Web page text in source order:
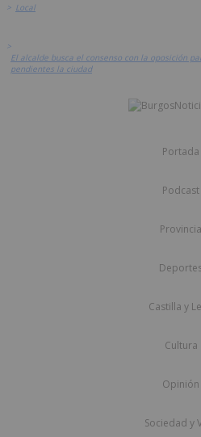
> Local
>
El alcalde busca el consenso con la oposición
pendientes la ciudad
Portada
Podcast
Provincia
Castilla y
Cultura
Opinión
Sociedad y